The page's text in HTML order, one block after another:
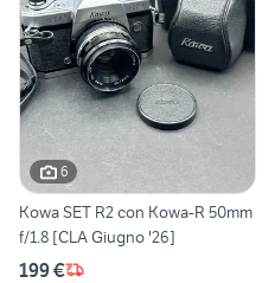
6
Kowa SET R2 con Kowa-R 50mm
f/1.8 [CLA Giugno '26]
199 €